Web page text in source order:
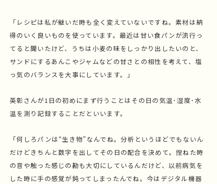
「レシピは私が継いだ時も全く変えていないですね。素材は納
得のいく良いものを使っています。最近は甘い食パンが流行っ
てると聞いたけど、うちは小麦の味をしっかり出したいのと、
サンドにするあんこやジャムなどの甘さとの相性を考えて、塩
っ気のバランスを大事にしています。」
英彰さんが1日の初めにまず行うことはその日の気温･湿度･水
温を測り記録することだといいます。
「何しろパンは“生き物”なんでね。分析というほどでもないん
だけどきちんと数字を出してその日の配合を決めて。捏ねた時
の音や触った感じの勘も大切にしているんだけど、以前病気を
した時に手の感覚が鈍ってしまったんでね。今はデジタル機器